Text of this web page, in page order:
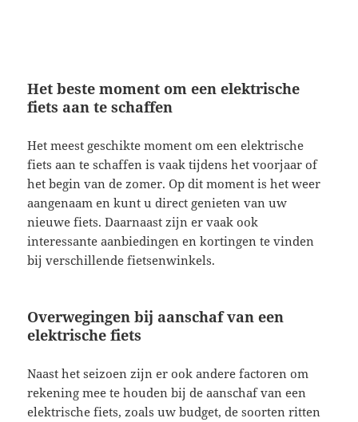
Het beste moment om een elektrische
fiets aan te schaffen
Het meest geschikte moment om een elektrische
fiets aan te schaffen is vaak tijdens het voorjaar of
het begin van de zomer. Op dit moment is het weer
aangenaam en kunt u direct genieten van uw
nieuwe fiets. Daarnaast zijn er vaak ook
interessante aanbiedingen en kortingen te vinden
bij verschillende fietsenwinkels.
Overwegingen bij aanschaf van een
elektrische fiets
Naast het seizoen zijn er ook andere factoren om
rekening mee te houden bij de aanschaf van een
elektrische fiets, zoals uw budget, de soorten ritten